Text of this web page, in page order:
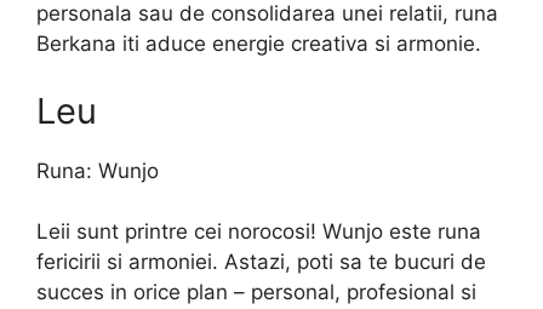
personala sau de consolidarea unei relatii, runa
Berkana iti aduce energie creativa si armonie.
Leu
Runa: Wunjo
Leii sunt printre cei norocosi! Wunjo este runa
fericirii si armoniei. Astazi, poti sa te bucuri de
succes in orice plan – personal, profesional si